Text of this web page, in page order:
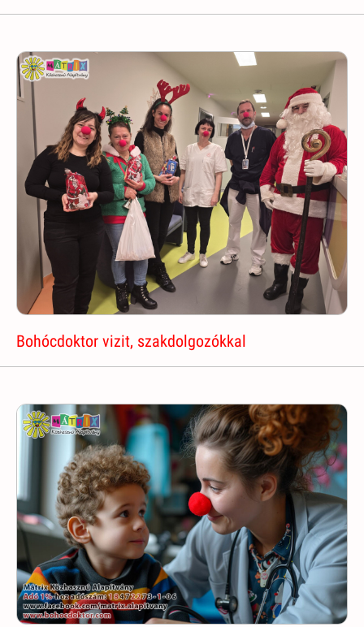
Bohócdoktor vizit, szakdolgozókkal